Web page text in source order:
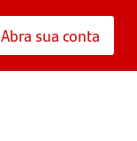
Abra sua conta